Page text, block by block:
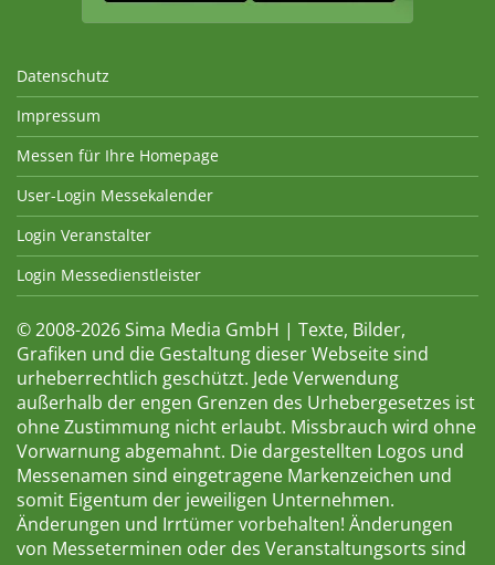
Datenschutz
Impressum
Messen für Ihre Homepage
User-Login Messekalender
Login Veranstalter
Login Messedienstleister
© 2008-2026 Sima Media GmbH | Texte, Bilder,
Grafiken und die Gestaltung dieser Webseite sind
urheberrechtlich geschützt. Jede Verwendung
außerhalb der engen Grenzen des Urhebergesetzes ist
ohne Zustimmung nicht erlaubt. Missbrauch wird ohne
Vorwarnung abgemahnt. Die dargestellten Logos und
Messenamen sind eingetragene Markenzeichen und
somit Eigentum der jeweiligen Unternehmen.
Änderungen und Irrtümer vorbehalten! Änderungen
von Messeterminen oder des Veranstaltungsorts sind